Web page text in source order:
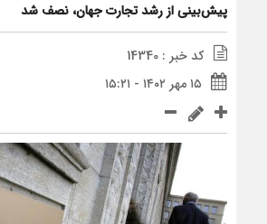
پیش‌بینی از رشد تجارت جهان، نصف شد
کد خبر : 14340
۱۵ مهر ۱۴۰۲ - ۱۵:۲۱